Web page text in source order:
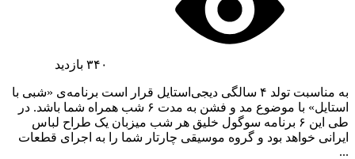
۳۴۰ بازدید
به مناسبت تولد ۴ سالگی دیجی‌استایل قرار است برنامه‌ی «شبی با
استایل» با موضوع مد و فشن به مدت ۶ شب همراه شما باشد. در
طی این ۶ برنامه سوگول خلیق هر شب میزبان یک طراح لباس
ایرانی خواهد بود و گروه موسیقی چارتار شما را به اجرای قطعات
...